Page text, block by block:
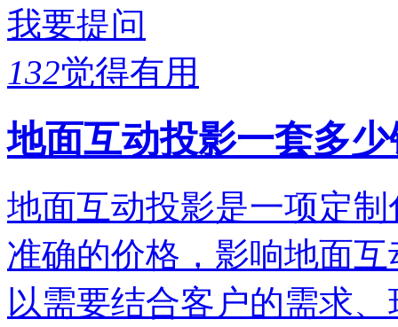
我要提问
132觉得有用
地面互动投影一套多
地面互动投影是一项定
准确的价格，影响地面
以需要结合客户的需求